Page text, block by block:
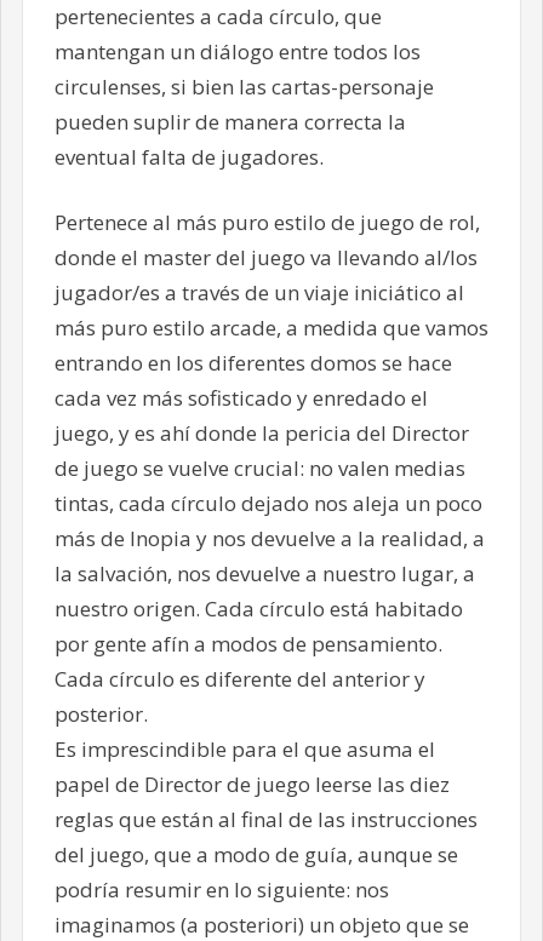
pertenecientes a cada círculo, que
mantengan un diálogo entre todos los
circulenses, si bien las cartas-personaje
pueden suplir de manera correcta la
eventual falta de jugadores.
Pertenece al más puro estilo de juego de rol,
donde el master del juego va llevando al/los
jugador/es a través de un viaje iniciático al
más puro estilo arcade, a medida que vamos
entrando en los diferentes domos se hace
cada vez más sofisticado y enredado el
juego, y es ahí donde la pericia del Director
de juego se vuelve crucial: no valen medias
tintas, cada círculo dejado nos aleja un poco
más de Inopia y nos devuelve a la realidad, a
la salvación, nos devuelve a nuestro lugar, a
nuestro origen. Cada círculo está habitado
por gente afín a modos de pensamiento.
Cada círculo es diferente del anterior y
posterior.
Es imprescindible para el que asuma el
papel de Director de juego leerse las diez
reglas que están al final de las instrucciones
del juego, que a modo de guía, aunque se
podría resumir en lo siguiente: nos
imaginamos (a posteriori) un objeto que se